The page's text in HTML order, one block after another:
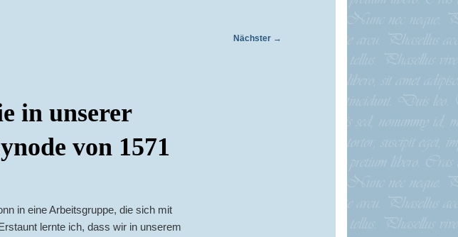
Nächster →
in unserer
von 1571
in eine Arbeitsgruppe, die sich mit
lernte ich, dass wir in unserem